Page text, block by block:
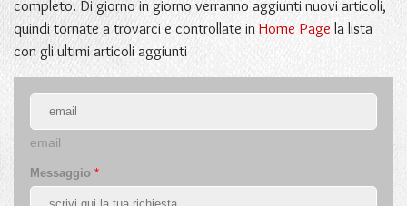
completo. Di giorno in giorno verranno aggiunti nuovi articoli,
quindi tornate a trovarci e controllate in Home Page la lista
con gli ultimi articoli aggiunti
email
Messaggio *